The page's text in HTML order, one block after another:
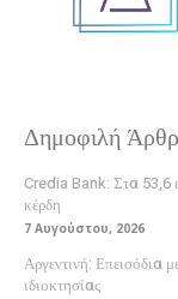
Δημοφιλή
Credia Bank: Στα 53,6
κέρδη
7 Αυγούστου, 2026
Αργεντινή: Επεισόδια
ιδιοκτησίας